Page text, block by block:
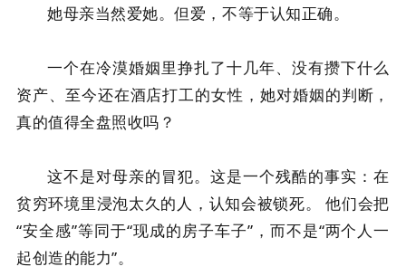
她母亲当然爱她。但爱，不等于认知正确。
一个在冷漠婚姻里挣扎了十几年、没有攒下什么
资产、至今还在酒店打工的女性，她对婚姻的判断，
真的值得全盘照收吗？
这不是对母亲的冒犯。这是一个残酷的事实：在
贫穷环境里浸泡太久的人，认知会被锁死。 他们会把
“安全感”等同于“现成的房子车子”，而不是“两个人一
起创造的能力”。